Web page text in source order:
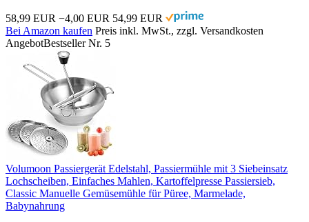
58,99 EUR −4,00 EUR 54,99 EUR
Bei Amazon kaufen Preis inkl. MwSt., zzgl. Versandkosten
AngebotBestseller Nr. 5
Volumoon Passiergerät Edelstahl, Passiermühle mit 3 Siebeinsatz
Lochscheiben, Einfaches Mahlen, Kartoffelpresse Passiersieb,
Classic Manuelle Gemüsemühle für Püree, Marmelade,
Babynahrung